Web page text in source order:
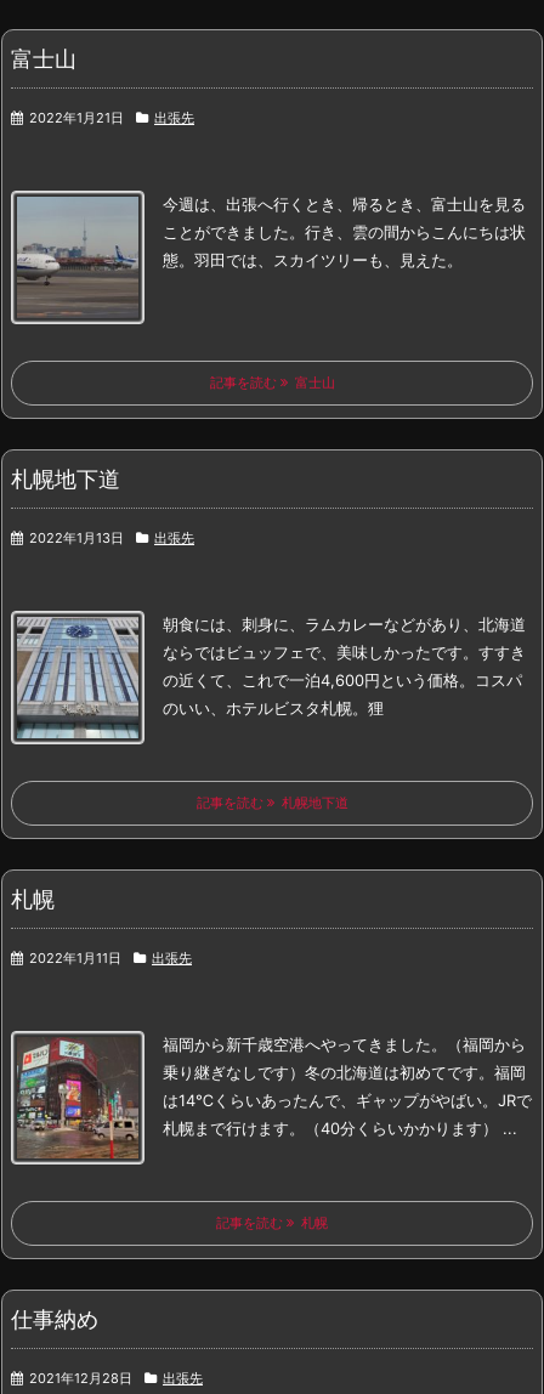
富士山
2022年1月21日 出張先
今週は、出張へ行くとき、帰るとき、富士山を見る
ことができました。 行き、 雲の間からこんにちは状
態。 羽田では、 スカイツリーも、 見えた。
記事を読む 富士山
札幌地下道
2022年1月13日 出張先
朝食には、刺身に、ラムカレーなどがあり、 北海道
ならではビュッフェで、美味しかったです。 すすき
の近くて、これで一泊4,600円という価格。
コスパ
のいい、ホテルビスタ札幌。 狸
記事を読む 札幌地下道
札幌
2022年1月11日 出張先
福岡から新千歳空港へやってきました。（福岡から
乗り継ぎなしです） 冬の北海道は初めてです。 福岡
は14℃くらいあったんで、ギャップがやばい。 JRで
札幌まで行けます。（40分くらいかかります） ...
記事を読む 札幌
仕事納め
2021年12月28日 出張先